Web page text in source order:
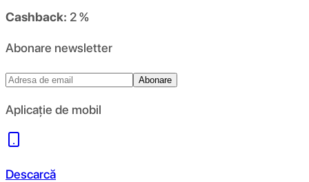
Cashback: 2 %
Abonare newsletter
Abonare
Aplicație de mobil
Descarcă